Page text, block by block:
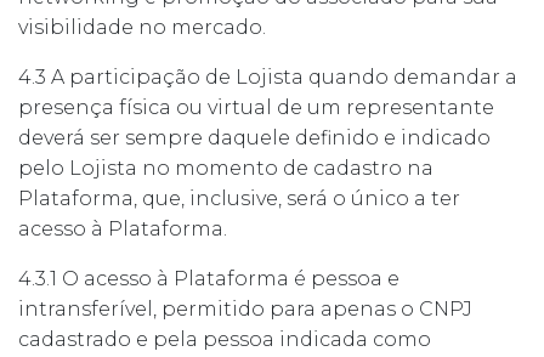
visibilidade no mercado.
4.3 A participação de Lojista quando demandar a
presença física ou virtual de um representante
deverá ser sempre daquele definido e indicado
pelo Lojista no momento de cadastro na
Plataforma, que, inclusive, será o único a ter
acesso à Plataforma.
4.3.1 O acesso à Plataforma é pessoa e
intransferível, permitido para apenas o CNPJ
cadastrado e pela pessoa indicada como